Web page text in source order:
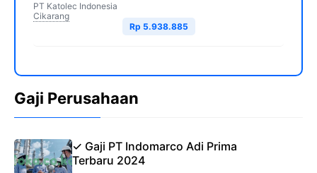
PT Katolec Indonesia
Cikarang
Rp 5.938.885
Gaji Perusahaan
✓ Gaji PT Indomarco Adi Prima
Terbaru 2024